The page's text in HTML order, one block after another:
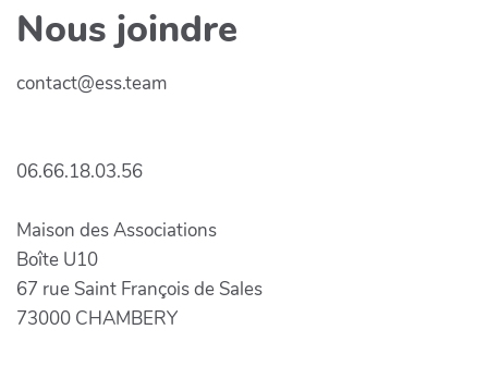
Nous joindre
contact@ess.team
06.66.18.03.56
Maison des Associations
Boîte U10
67 rue Saint François de Sales
73000 CHAMBERY